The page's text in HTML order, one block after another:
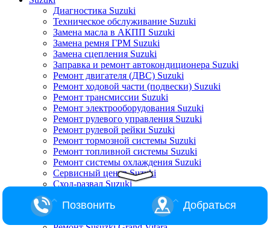
Диагностика Suzuki
Техническое обслуживание Suzuki
Замена масла в АКПП Suzuki
Замена ремня ГРМ Suzuki
Замена сцепления Suzuki
Заправка и ремонт автокондиционера Suzuki
Ремонт двигателя (ДВС) Suzuki
Ремонт ходовой части (подвески) Suzuki
Ремонт трансмиссии Suzuki
Ремонт электрооборудования Suzuki
Ремонт рулевого управления Suzuki
Ремонт рулевой рейки Suzuki
Ремонт тормозной системы Suzuki
Ремонт топливной системы Suzuki
Ремонт системы охлаждения Suzuki
Сервисный центр Suzuki
Сход-развал Suzuki
Ремонт Suzuki Baleno
Позвонить Добраться